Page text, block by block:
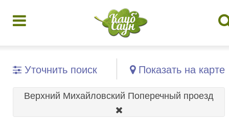
Уточнить поиск Показать на карте
Верхний Михайловский Поперечный проезд